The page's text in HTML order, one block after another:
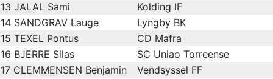
13 JALAL Sami
Kolding IF
14 SANDGRAV Lauge
Lyngby BK
15 TEXEL Pontus
CD Mafra
16 BJERRE Silas
SC Uniao Torreense
17 CLEMMENSEN Benjamin
Vendsyssel FF